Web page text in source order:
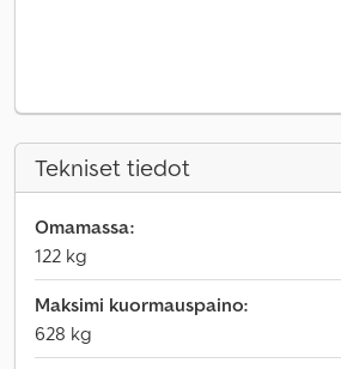
Tekniset tiedot
Omamassa:
122 kg
Maksimi kuormauspaino:
628 kg